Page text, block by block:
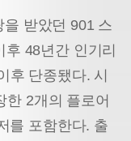
받았던 901 스
48년간 인기리
후 단종됐다. 시
한 2개의 플로어
를 포함한다. 출